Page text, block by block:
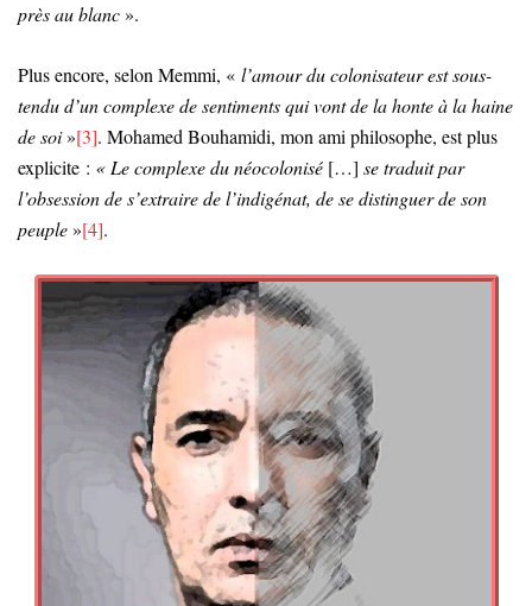
près au blanc».
Plus encore, selon Memmi, « l’amour du colonisateur est sous-
tendu d’un complexe de sentiments qui vont de la honte à la haine
de soi»[3]. Mohamed Bouhamidi, mon ami philosophe, est plus
explicite : « Le complexe du néocolonisé […] se traduit par
l’obsession de s’extraire de l’indigénat, de se distinguer de son
peuple»[4].